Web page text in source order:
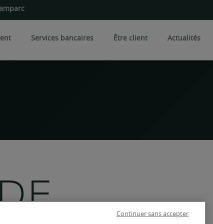
Simulateurs
Services bancaires Être client Actualités
Continuer sans accepter